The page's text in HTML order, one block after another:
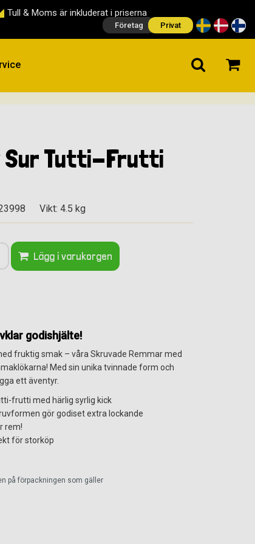
Tull & Moms är inkluderat i priserna
Företag Privat
Sur Tutti-Frutti
Vikt: 4.5 kg
Lägg i varukorgen
godishjälte!
fruktig smak – våra Skruvade Remmar med
Med sin unika tvinnade form och
ett äventyr.
frutti med härlig syrlig kick
gör godiset extra lockande
rem!
för storköp
på förpackningen som gäller